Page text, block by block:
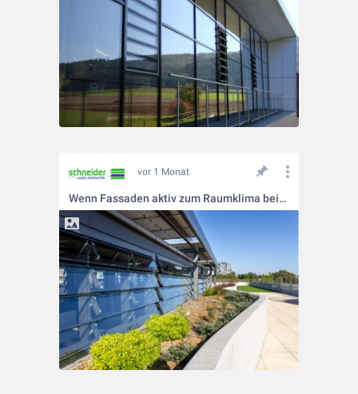
vor 1 Monat
Wenn Fassaden aktiv zum Raumklima beitragen